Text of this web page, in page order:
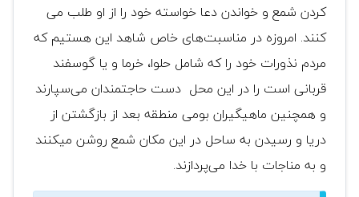
کردن شمع و خواندن دعا خواسته خود را از او طلب می
کنند. امروزه در مناسبت‌های خاص شاهد این هستیم که
مردم نذورات خود را که شامل حلوا، خرما و یا گوسفند
قربانی است را در این محل دست حاجتمندان می‌سپارند
و همچنین ماهیگیران بومی منطقه بعد از بازگشتن از
دریا و رسیدن به ساحل در این مکان شمع روشن میکنند
و به مناجات با خدا می‌پردازند.